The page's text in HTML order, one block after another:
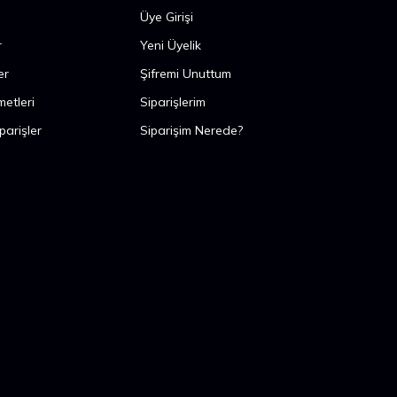
Üye Girişi
Yeni Üyelik
Şifremi Unuttum
Siparişlerim
Siparişim Nerede?